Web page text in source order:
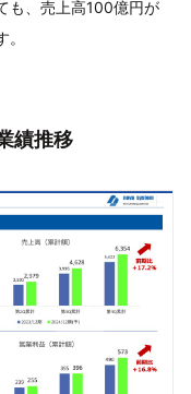
も、売上高100億円が
績推移